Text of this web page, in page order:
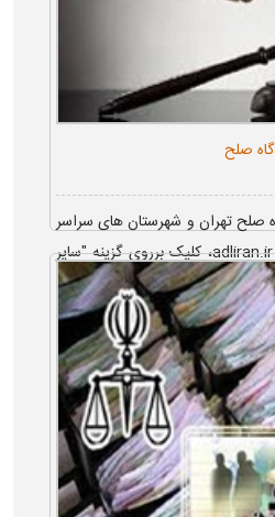
صلح
صلح تهران و شهرستان های سراسر
کشور، با مراجعه به سایت adliran.ir، کلیک برروی گزینه "سایر